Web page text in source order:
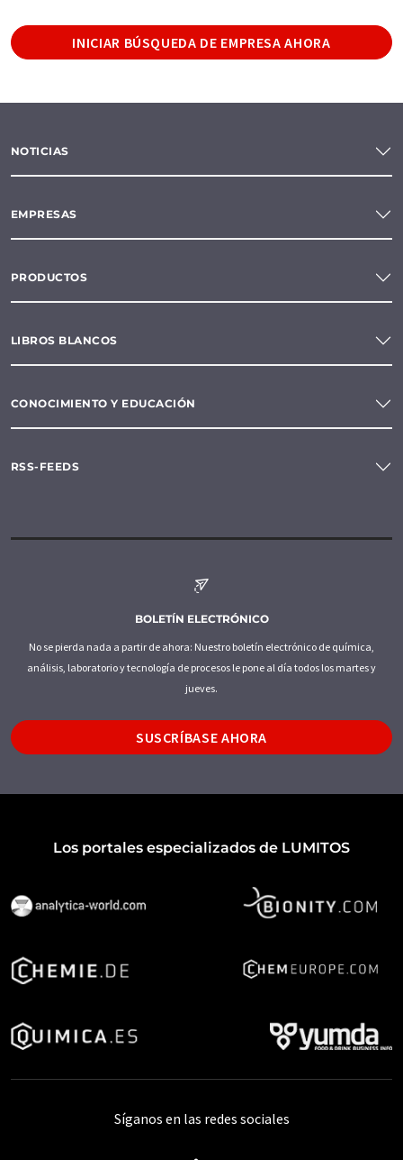
INICIAR BÚSQUEDA DE EMPRESA AHORA
NOTICIAS
EMPRESAS
PRODUCTOS
LIBROS BLANCOS
CONOCIMIENTO Y EDUCACIÓN
RSS-FEEDS
BOLETÍN ELECTRÓNICO
No se pierda nada a partir de ahora: Nuestro boletín electrónico de química,
análisis, laboratorio y tecnología de procesos le pone al día todos los martes y
jueves.
SUSCRÍBASE AHORA
Los portales especializados de LUMITOS
Síganos en las redes sociales